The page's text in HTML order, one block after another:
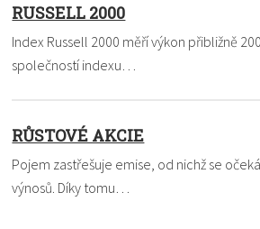
RUSSELL 2000
Index Russell 2000 měří výkon přibližně
společností indexu…
RŮSTOVÉ AKCIE
Pojem zastřešuje emise, od nichž se
výnosů. Díky tomu…